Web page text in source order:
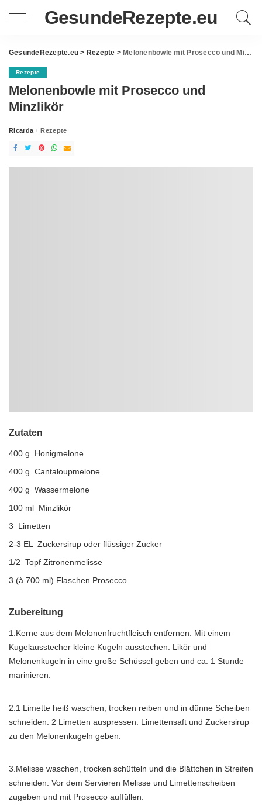
GesundeRezepte.eu
GesundeRezepte.eu > Rezepte > Melonenbowle mit Prosecco und Minzlikör
Rezepte
Melonenbowle mit Prosecco und
Minzlikör
Posted
Ricarda Rezepte
Zutaten
400 g Honigmelone
400 g Cantaloupmelone
400 g Wassermelone
100 ml Minzlikör
3 Limetten
2-3 EL Zuckersirup oder flüssiger Zucker
1/2 Topf Zitronenmelisse
3 (à 700 ml) Flaschen Prosecco
Zubereitung
1.Kerne aus dem Melonenfruchtfleisch entfernen. Mit einem
Kugelausstecher kleine Kugeln ausstechen. Likör und
Melonenkugeln in eine große Schüssel geben und ca. 1 Stunde
marinieren.
2.1 Limette heiß waschen, trocken reiben und in dünne Scheiben
schneiden. 2 Limetten auspressen. Limettensaft und Zuckersirup
zu den Melonenkugeln geben.
3.Melisse waschen, trocken schütteln und die Blättchen in Streifen
schneiden. Vor dem Servieren Melisse und Limettenscheiben
zugeben und mit Prosecco auffüllen.